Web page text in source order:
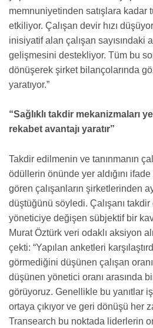
memnuniyetinden satışlara kadar
etkiliyor. Çalışan devir hızı
inisiyatif alan çalışan sayısındaki
gelişmesini destekliyor. Tüm bu
dönüşerek şirket bilançolarında
yaratıyor.”
“Sağlıklı takdir mekanizmaları
rekabet avantajı yaratır”
Takdir edilmenin ve tanınmanın
ödüllerin önünde yer aldığını
gören çalışanların şirketlerinden
düştüğünü söyledi. Çalışanı
yöneticiye değişen sübjektif bir
Murat Öztürk veri odaklı aksiyon
çekti: “Yapılan anketleri
görmediğini düşünen çalışan
düşünen yönetici oranı arasında
görüyoruz. Genellikle bu yanıtlar
ortaya çıkıyor ve geri dönüşü her
Transearch bu noktada liderlerin